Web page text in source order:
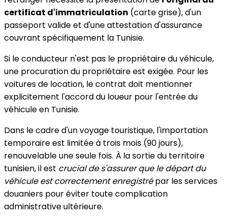
certificat d'immatriculation (carte grise), d'un
passeport valide et d'une attestation d'assurance
couvrant spécifiquement la Tunisie.
Si le conducteur n'est pas le propriétaire du véhicule,
une procuration du propriétaire est exigée. Pour les
voitures de location, le contrat doit mentionner
explicitement l'accord du loueur pour l'entrée du
véhicule en Tunisie.
Dans le cadre d'un voyage touristique, l'importation
temporaire est limitée à trois mois (90 jours),
renouvelable une seule fois. À la sortie du territoire
tunisien, il est crucial de s'assurer que le départ du
véhicule est correctement enregistrépar les services
douaniers pour éviter toute complication
administrative ultérieure.